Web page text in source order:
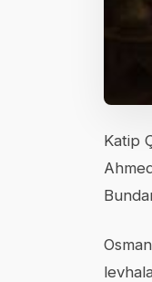
Katip